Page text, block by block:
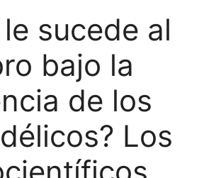
sucede al
bajo la
de los
Los